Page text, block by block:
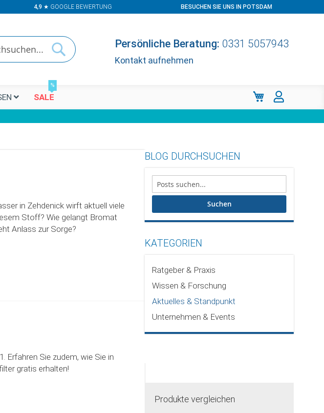
4,9 ★ GOOGLE BEWERTUNG BESUCHEN SIE UNS IN POTSDAM
Persönliche Beratung: 0331 5057943
Kontakt aufnehmen
SALE
%
Mein Warenkorb
in Zehdenick wirft aktuell viele
Stoff? Wie gelangt Bromat
Anlass zur Sorge?
Erfahren Sie zudem, wie Sie in
gratis erhalten!
BLOG DURCHSUCHEN
Suchen
KATEGORIEN
Ratgeber & Praxis
Wissen & Forschung
Aktuelles & Standpunkt
Unternehmen & Events
Produkte vergleichen